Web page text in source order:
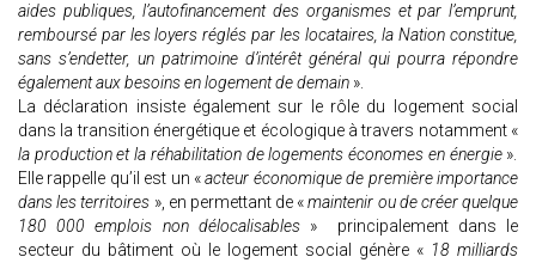
aides publiques, l’autofinancement des organismes et par l’emprunt,
remboursé par les loyers réglés par les locataires, la Nation constitue,
sans s’endetter, un patrimoine d’intérêt général qui pourra répondre
également aux besoins en logement de demain ».
La déclaration insiste également sur le rôle du logement social
dans la transition énergétique et écologique à travers notamment «
la production et la réhabilitation de logements économes en énergie».
Elle rappelle qu’il est un «acteur économique de première importance
dans les territoires », en permettant de «maintenir ou de créer quelque
180 000 emplois non délocalisables» principalement dans le
secteur du bâtiment où le logement social génère « 18 milliards